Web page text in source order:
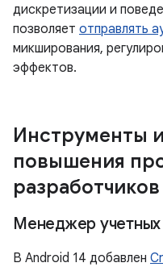
дискретизации и
позволяет отправлять
микширования,
эффектов.
Инструменты
повышения
разработчиков
Менеджер
В Android 14 добавлен